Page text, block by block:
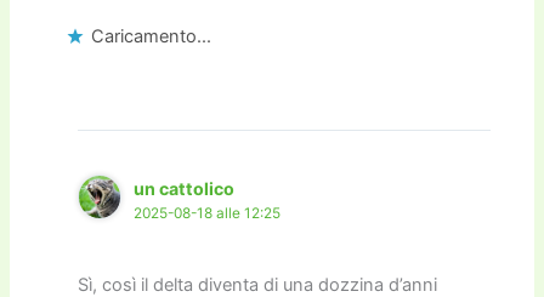
Caricamento...
un cattolico
2025-08-18 alle 12:25
Sì, così il delta diventa di una dozzina d’anni